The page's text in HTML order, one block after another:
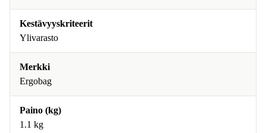
Kestävyyskriteerit
Ylivarasto
Merkki
Ergobag
Paino (kg)
1.1 kg